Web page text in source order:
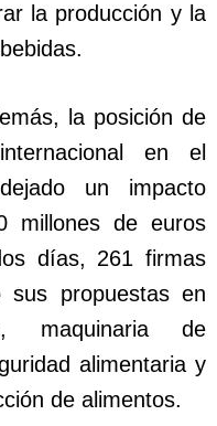
la producción y la
la posición de
en el
un impacto
millones de euros
días, 261 firmas
sus propuestas en
maquinaria de
alimentaria y
de alimentos.